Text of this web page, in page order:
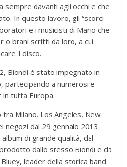
sempre davanti agli occhi e che
In questo lavoro, gli “scorci
e i musicisti di Mario che
o brani scritti da loro, a cui
il disco.
Biondi è stato impegnato in
partecipando a numerosi e
in tutta Europa.
tra Milano, Los Angeles, New
negozi dal 29 gennaio 2013
album di grande qualità, dal
dallo stesso Biondi e da
Bluey, leader della storica band